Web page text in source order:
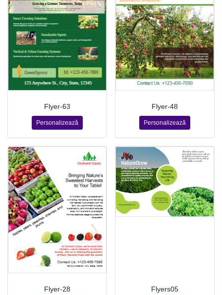
Flyer-63
Personalizează
Flyer-48
Personalizează
Flyer-28 Flyers05